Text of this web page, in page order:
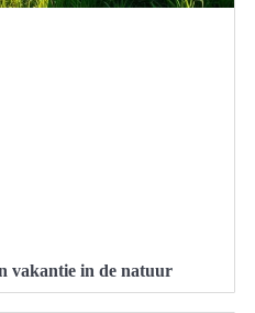
vakantie in de natuur